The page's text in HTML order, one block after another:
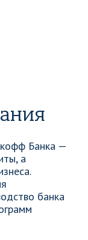
Банка —
а
банка